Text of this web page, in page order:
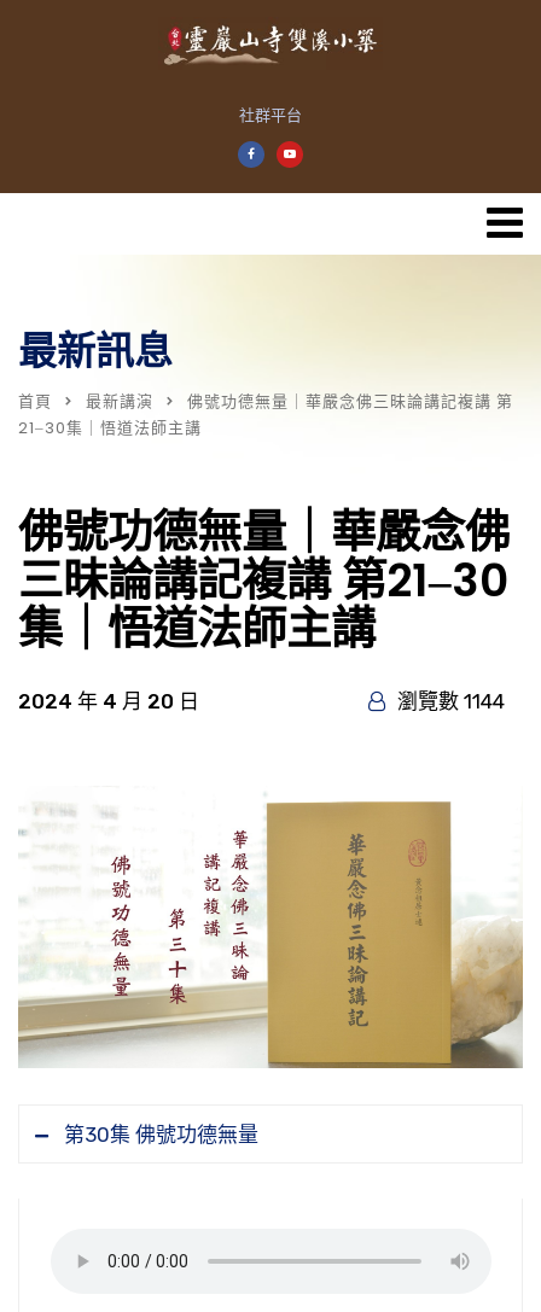
社群平台
最新訊息
首頁 最新講演
佛號功德無量｜華嚴念佛三昧論講記複講 第
21‒30集｜悟道法師主講
佛號功德無量｜華嚴念佛
三昧論講記複講 第21‒30
集｜悟道法師主講
2024 年 4 月 20 日 瀏覽數 1144
第30集 佛號功德無量